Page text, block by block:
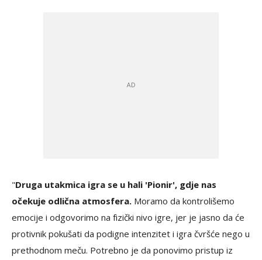
"Druga utakmica igra se u hali 'Pionir', gdje nas
očekuje odlična atmosfera. Moramo da kontrolišemo
emocije i odgovorimo na fizički nivo igre, jer je jasno da će
protivnik pokušati da podigne intenzitet i igra čvršće nego u
prethodnom meču. Potrebno je da ponovimo pristup iz